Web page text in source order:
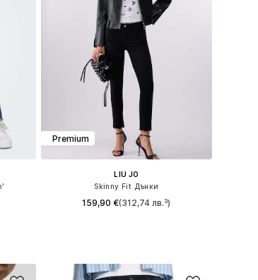
Premium
LIU JO
Skinny Fit Дънки
159,90 €(312,74 лв.³)